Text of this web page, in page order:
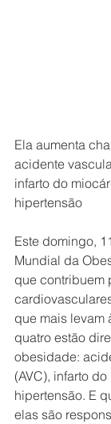
Ela aumenta
acidente
infarto do
hipertensão
Este domingo,
Mundial da
que contribuem
que mais levam
quatro estão
obesidade:
(AVC), infarto
hipertensão. E
elas são